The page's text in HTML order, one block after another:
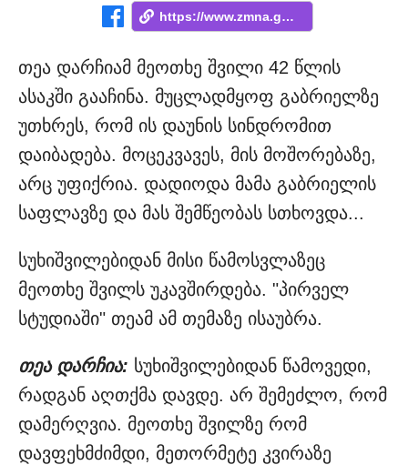
https://www.zmna.ge/news/pediatri-isteri...
თეა დარჩიამ მეოთხე შვილი 42 წლის
ასაკში გააჩინა. მუცლადმყოფ გაბრიელზე
უთხრეს, რომ ის დაუნის სინდრომით
დაიბადება. მოცეკვავეს, მის მოშორებაზე,
არც უფიქრია. დადიოდა მამა გაბრიელის
საფლავზე და მას შემწეობას სთხოვდა...
სუხიშვილებიდან მისი წამოსვლაზეც
მეოთხე შვილს უკავშირდება. "პირველ
სტუდიაში" თეამ ამ თემაზე ისაუბრა.
თეა დარჩია: სუხიშვილებიდან წამოვედი,
რადგან აღთქმა დავდე. არ შემეძლო, რომ
დამერღვია. მეოთხე შვილზე რომ
დავფეხმძიმდი, მეთორმეტე კვირაზე